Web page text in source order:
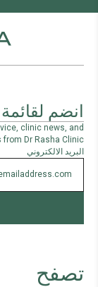
انضم لقائمة
clinic news, and
Dr Rasha Clinic.
البريد الالكتروني
تصفح